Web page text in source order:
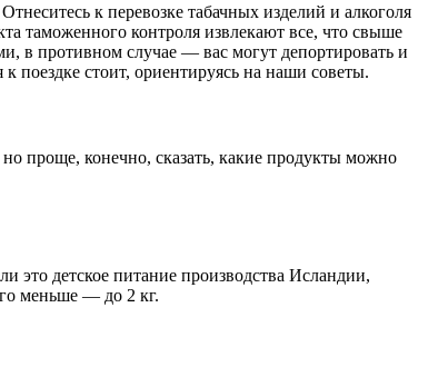
к перевозке табачных изделий и алкоголя
таможенного контроля извлекают все, что свыше
в противном случае — вас могут депортировать и
поездке стоит, ориентируясь на наши советы.
проще, конечно, сказать, какие продукты можно
это детское питание производства Исландии,
меньше — до 2 кг.